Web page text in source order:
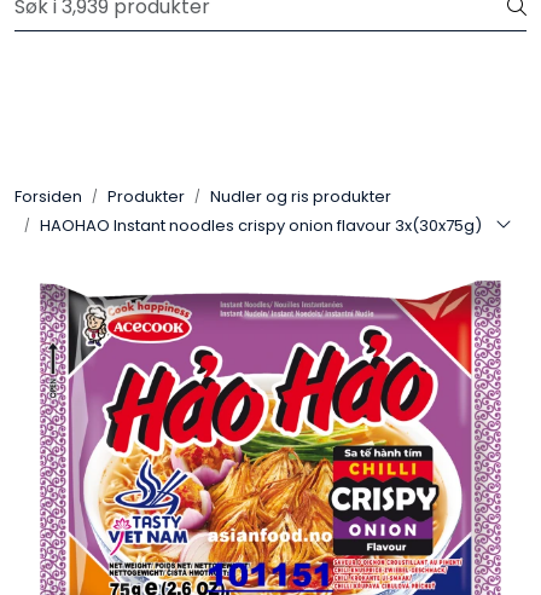
Skip to main content
Velkommen til vår nye nettbutikk! Trykk her for å lese mer
Forsiden Produkter
Nudler og ris produkter
HAOHAO Instant noodles crispy onion flavour 3x(30x75g)
Restaurantprodukter
Merkevarer